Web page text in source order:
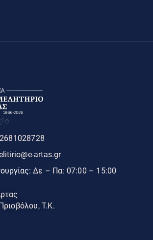
2681028728
artas.gr
Δε – Πα: 07:00 – 15:00
Τ.Κ.